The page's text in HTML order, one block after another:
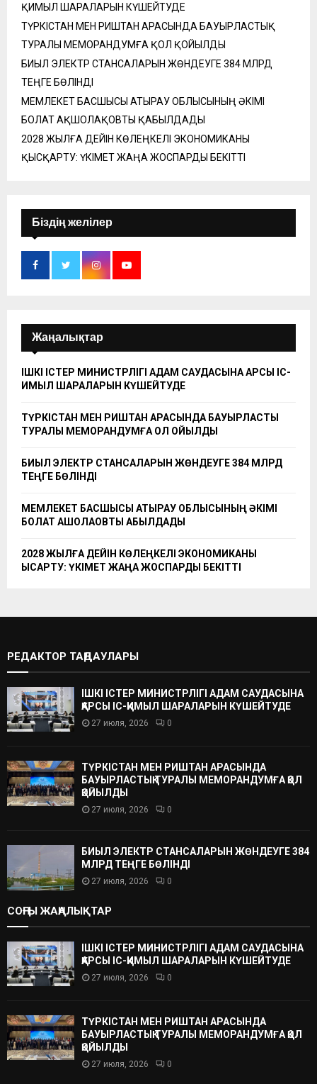
ҚИМЫЛ ШАРАЛАРЫН КҮШЕЙТУДЕ
ТҮРКІСТАН МЕН РИШТАН АРАСЫНДА БАУЫРЛАСТЫҚ
ТУРАЛЫ МЕМОРАНДУМҒА ҚОЛ ҚОЙЫЛДЫ
БИЫЛ ЭЛЕКТР СТАНСАЛАРЫН ЖӨНДЕУГЕ 384 МЛРД
ТЕҢГЕ БӨЛІНДІ
МЕМЛЕКЕТ БАСШЫСЫ АТЫРАУ ОБЛЫСЫНЫҢ ӘКІМІ
БОЛАТ АҚШОЛАҚОВТЫ ҚАБЫЛДАДЫ
2028 ЖЫЛҒА ДЕЙІН КӨЛЕҢКЕЛІ ЭКОНОМИКАНЫ
ҚЫСҚАРТУ: ҮКІМЕТ ЖАҢА ЖОСПАРДЫ БЕКІТТІ
Біздің желілер
Жаңалықтар
ІШКІ ІСТЕР МИНИСТРЛІГІ АДАМ САУДАСЫНА ҚАРСЫ ІС-
ҚИМЫЛ ШАРАЛАРЫН КҮШЕЙТУДЕ
ТҮРКІСТАН МЕН РИШТАН АРАСЫНДА БАУЫРЛАСТЫҚ
ТУРАЛЫ МЕМОРАНДУМҒА ҚОЛ ҚОЙЫЛДЫ
БИЫЛ ЭЛЕКТР СТАНСАЛАРЫН ЖӨНДЕУГЕ 384 МЛРД
ТЕҢГЕ БӨЛІНДІ
МЕМЛЕКЕТ БАСШЫСЫ АТЫРАУ ОБЛЫСЫНЫҢ ӘКІМІ
БОЛАТ АҚШОЛАҚОВТЫ ҚАБЫЛДАДЫ
2028 ЖЫЛҒА ДЕЙІН КӨЛЕҢКЕЛІ ЭКОНОМИКАНЫ
ҚЫСҚАРТУ: ҮКІМЕТ ЖАҢА ЖОСПАРДЫ БЕКІТТІ
РЕДАКТОР ТАҢДАУЛАРЫ
ІШКІ ІСТЕР МИНИСТРЛІГІ АДАМ САУДАСЫНА
ҚАРСЫ ІС-ҚИМЫЛ ШАРАЛАРЫН КҮШЕЙТУДЕ
27 июля, 2026 0
ТҮРКІСТАН МЕН РИШТАН АРАСЫНДА
БАУЫРЛАСТЫҚ ТУРАЛЫ МЕМОРАНДУМҒА ҚОЛ
ҚОЙЫЛДЫ
27 июля, 2026 0
БИЫЛ ЭЛЕКТР СТАНСАЛАРЫН ЖӨНДЕУГЕ 384
МЛРД ТЕҢГЕ БӨЛІНДІ
27 июля, 2026 0
СОҢҒЫ ЖАҢАЛЫҚТАР
ІШКІ ІСТЕР МИНИСТРЛІГІ АДАМ САУДАСЫНА
ҚАРСЫ ІС-ҚИМЫЛ ШАРАЛАРЫН КҮШЕЙТУДЕ
27 июля, 2026 0
ТҮРКІСТАН МЕН РИШТАН АРАСЫНДА
БАУЫРЛАСТЫҚ ТУРАЛЫ МЕМОРАНДУМҒА ҚОЛ
ҚОЙЫЛДЫ
27 июля, 2026 0